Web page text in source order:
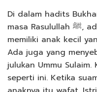
Di dalam hadits
masa Rasulullah ﷺ, ada seorang istri sholihah yang
memiliki anak kecil
Ada juga yang
julukan Ummu
seperti ini. Ketika